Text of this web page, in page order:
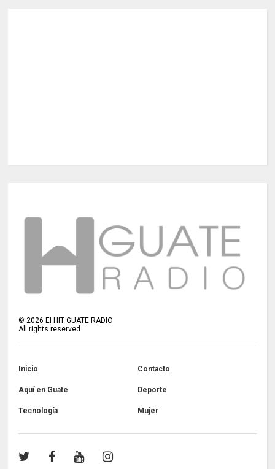
©2026 El HIT GUATE RADIO
All rights reserved.
Inicio Contacto
Aquí en Guate Deporte
Tecnología Mujer